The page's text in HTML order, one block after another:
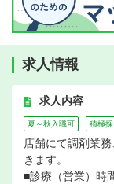
求人情報
求人内容
夏～秋入職可 積極
店舗にて調剤業
きます。
■診療（営業）時